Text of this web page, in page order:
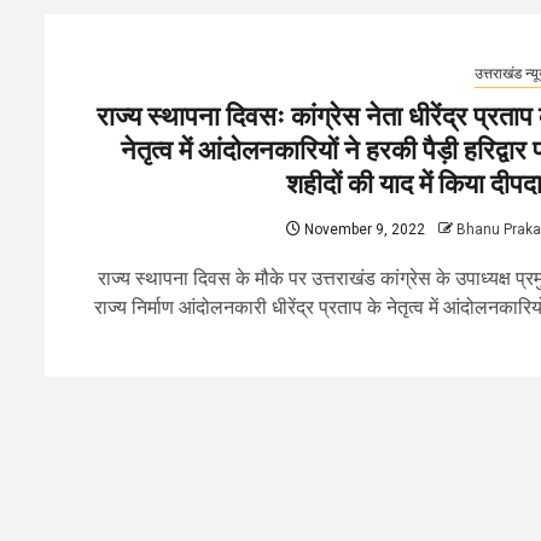
उत्तराखंड
राज्य स्थापना दिवसः कांग्रेस नेता धीरेंद्र
नेतृत्व में आंदोलनकारियों ने हरकी पैड़ी हरिद्वार
शहीदों की याद में किया
November 9, 2022 Bhanu
राज्य स्थापना दिवस के मौके पर उत्तराखंड कांग्रेस के उपाध्यक्ष
राज्य निर्माण आंदोलनकारी धीरेंद्र प्रताप के नेतृत्व में